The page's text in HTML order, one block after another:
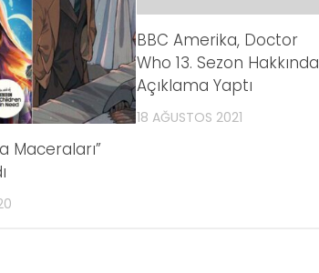
Maceraları”
BBC Amerika, Doctor
Who 13. Sezon Hakkında
Açıklama Yaptı
18 AĞUSTOS 2021